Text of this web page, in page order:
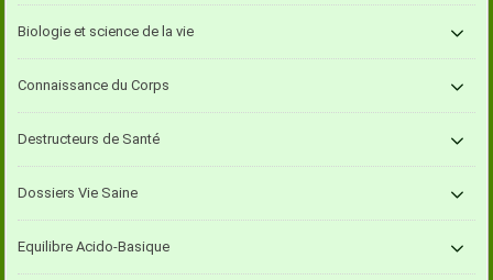
Biologie et science de la vie
Connaissance du Corps
Destructeurs de Santé
Dossiers Vie Saine
Equilibre Acido-Basique